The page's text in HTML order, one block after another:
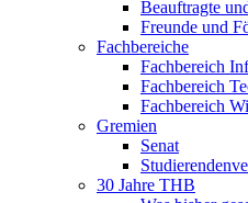
Beauftragte
Freunde und
Fachbereiche
Fachbereich
Fachbereich
Fachbereich
Gremien
Senat
30 Jahre THB